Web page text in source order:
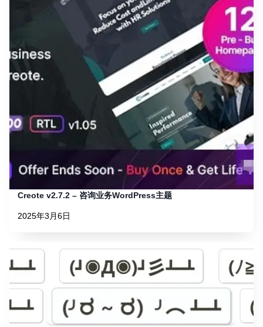
Creote v2.7.2 – 咨询业务WordPress主题
2025年3月6日